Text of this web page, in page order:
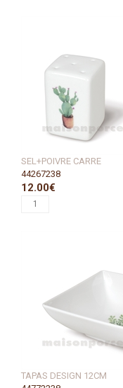
SEL+POIVRE CARRE
44267238
12.00€
TAPAS DESIGN 12CM